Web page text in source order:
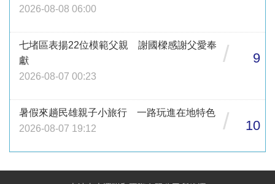
2026-08-08 06:00
七堵區表揚22位模範父親 謝國樑感謝父愛奉
獻
2026-08-07 00:23
/ 9
暑假來趟民雄親子小旅行 一路玩進在地特色
2026-08-07 19:12
/ 10